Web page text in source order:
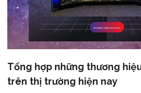
Tổng hợp những thương
trên thị trường hiện nay